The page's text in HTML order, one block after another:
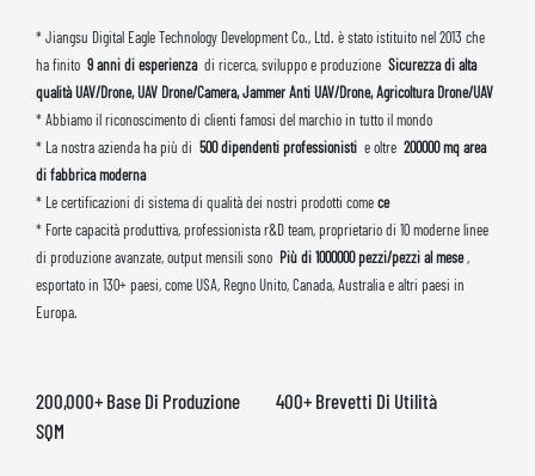
* Jiangsu Digital Eagle Technology Development Co., Ltd. è stato istituito nel 2013 che
ha finito 9 anni di esperienza di ricerca, sviluppo e produzione Sicurezza di alta
qualità UAV/Drone, UAV Drone/Camera, Jammer Anti UAV/Drone, Agricoltura Drone/UAV
* Abbiamo il riconoscimento di clienti famosi del marchio in tutto il mondo
* La nostra azienda ha più di 500 dipendenti professionisti e oltre 200000 mq area
di fabbrica moderna
* Le certificazioni di sistema di qualità dei nostri prodotti comece
* Forte capacità produttiva, professionista r&D team, proprietario di 10 moderne linee
di produzione avanzate, output mensili sono Più di 1000000 pezzi/pezzi al mese,
esportato in 130+ paesi, come USA, Regno Unito, Canada, Australia e altri paesi in
Europa.
200,000+ Base Di Produzione
SQM
400+ Brevetti Di Utilità